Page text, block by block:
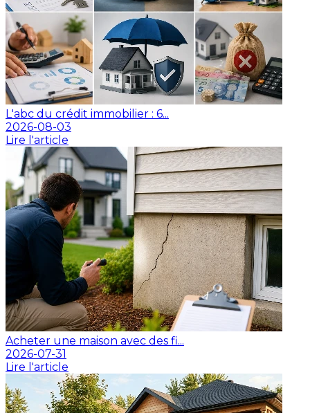
L'abc du crédit immobilier : 6...
2026-08-03
Lire l'article
Acheter une maison avec des fi...
2026-07-31
Lire l'article